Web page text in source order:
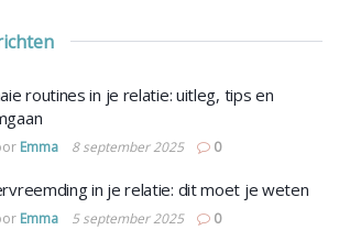
routines in je relatie: uitleg, tips en
Emma 8 september 2025 0
in je relatie: dit moet je weten
Emma 5 september 2025 0